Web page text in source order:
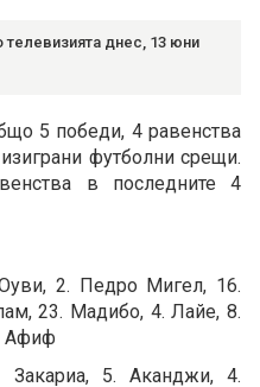
телевизията днес, 13 юни
5 победи, 4 равенства
футболни срещи.
в последните 4
2. Педро Мигел, 16.
23. Мадибо, 4. Лайе, 8.
Афиф
Закариа, 5. Аканджи, 4.